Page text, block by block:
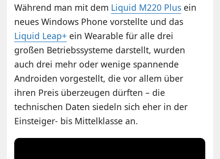
Während man mit dem Liquid M220 Plus ein
neues Windows Phone vorstellte und das
Liquid Leap+ ein Wearable für alle drei
großen Betriebssysteme darstellt, wurden
auch drei mehr oder wenige spannende
Androiden vorgestellt, die vor allem über
ihren Preis überzeugen dürften – die
technischen Daten siedeln sich eher in der
Einsteiger- bis Mittelklasse an.